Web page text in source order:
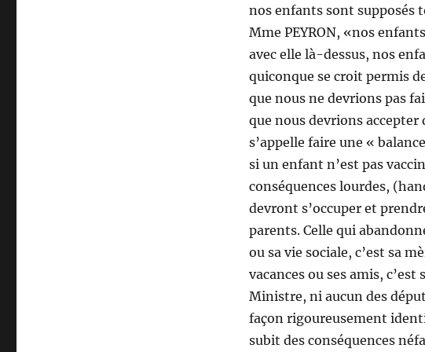
nos enfants sont supposés
Mme PEYRON, «nos
avec elle là-dessus, nos
quiconque se croit permis
que nous ne devrions pas
que nous devrions accepter
s’appelle faire une «
si un enfant n’est pas
conséquences lourdes,
devront s’occuper et
parents. Celle qui
ou sa vie sociale, c’est sa
vacances ou ses amis,
Ministre, ni aucun des
façon rigoureusement
subit des conséquences